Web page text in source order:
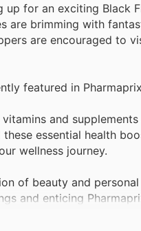
for an exciting Black
are brimming with
are encouraged to
featured in
and
essential health
wellness journey.
of beauty and
and enticing